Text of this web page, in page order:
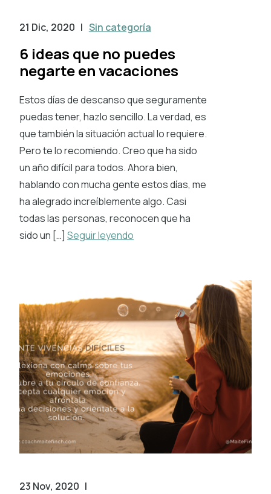
21 Dic, 2020 | Sin categoría
6 ideas que no puedes
negarte en vacaciones
Estos días de descanso que seguramente
puedas tener, hazlo sencillo. La verdad, es
que también la situación actual lo requiere.
Pero te lo recomiendo. Creo que ha sido
un año difícil para todos. Ahora bien,
hablando con mucha gente estos días, me
ha alegrado increíblemente algo. Casi
todas las personas, reconocen que ha
sido un […] Seguir leyendo
23 Nov, 2020 |